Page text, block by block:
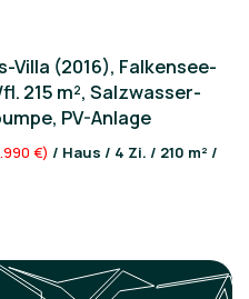
Villa (2016), Falkensee-
215 m², Salzwasser-
PV-Anlage
€) / Haus / 4 Zi. / 210 m² /